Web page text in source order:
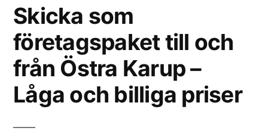
Skicka som
företagspaket till och
från Östra Karup –
Låga och billiga priser